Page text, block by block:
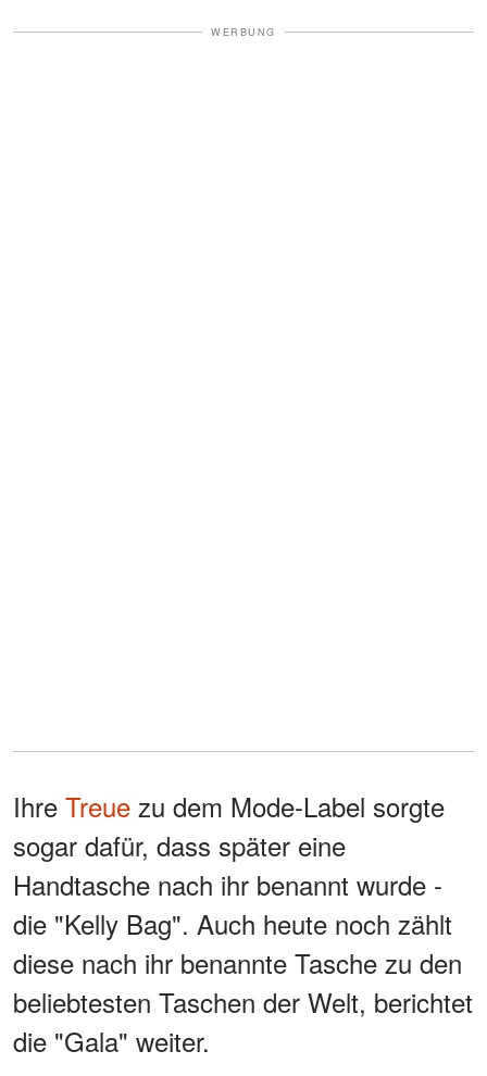
WERBUNG
Ihre Treue zu dem Mode-Label sorgte
sogar dafür, dass später eine
Handtasche nach ihr benannt wurde -
die "Kelly Bag". Auch heute noch zählt
diese nach ihr benannte Tasche zu den
beliebtesten Taschen der Welt, berichtet
die "Gala" weiter.